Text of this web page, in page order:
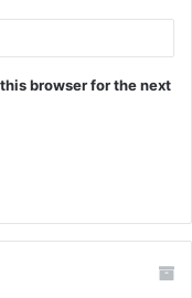
browser for the next